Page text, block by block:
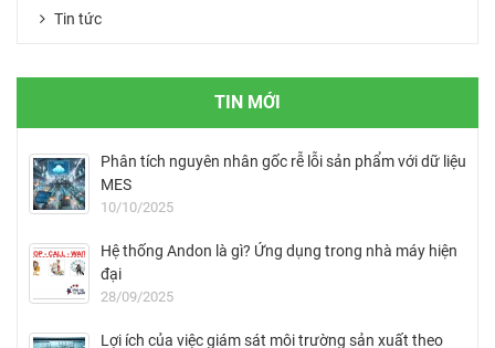
Tin tức
TIN MỚI
Phân tích nguyên nhân gốc rễ lỗi sản phẩm với dữ liệu
MES
10/10/2025
Hệ thống Andon là gì? Ứng dụng trong nhà máy hiện
đại
28/09/2025
Lợi ích của việc giám sát môi trường sản xuất theo